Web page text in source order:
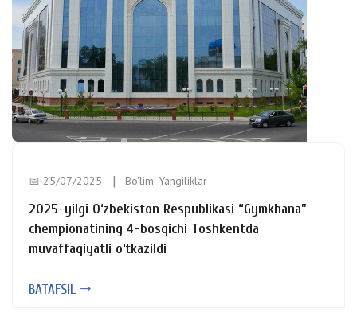
📅 25/07/2025 Bo'lim: Yangiliklar
2025-yilgi O‘zbekiston Respublikasi “Gymkhana”
chempionatining 4-bosqichi Toshkentda
muvaffaqiyatli o‘tkazildi
BATAFSIL